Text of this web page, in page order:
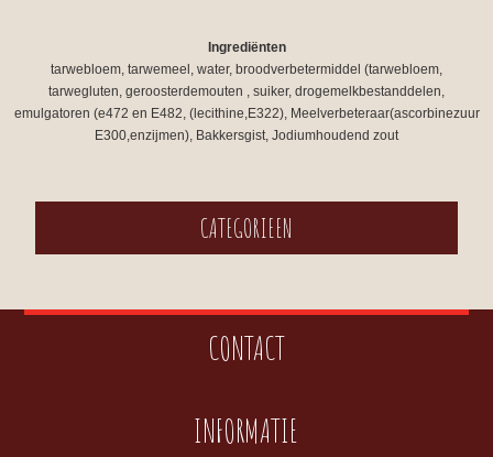
Ingrediënten
tarwebloem, tarwemeel, water, broodverbetermiddel (tarwebloem,
tarwegluten, geroosterdemouten , suiker, drogemelkbestanddelen,
emulgatoren (e472 en E482, (lecithine,E322), Meelverbeteraar(ascorbinezuur
E300,enzijmen), Bakkersgist, Jodiumhoudend zout
CATEGORIEEN
CONTACT
INFORMATIE